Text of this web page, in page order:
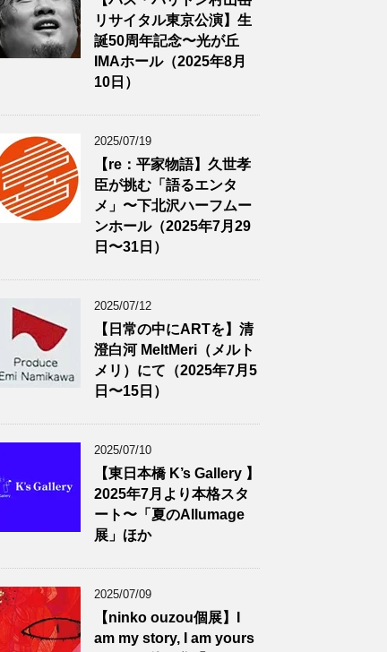
リサイタル東京公演】生
誕50周年記念〜光が丘
IMAホール（2025年8月
10日）
2025/07/19
【re：平家物語】久世孝
臣が挑む「語るエンタ
メ」〜下北沢ハーフムー
ンホール（2025年7月29
日〜31日）
2025/07/12
【日常の中にARTを】清
澄白河 MeltMeri（メルト
メリ）にて（2025年7月5
日〜15日）
2025/07/10
【東日本橋 K’s Gallery 】
2025年7月より本格スタ
ート〜「夏のAllumage
展」ほか
2025/07/09
【ninko ouzou個展】I
am my story, I am yours